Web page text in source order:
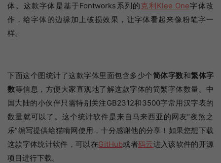
体。这款字体是基于Fontworks系列的克利Klee One字体改
作，给字体的边缘加上破损效果，让字体看起来像粉笔字一
样。
下面这个图统计了这款字体里面包含多少个简体字数和繁体字
数等信息，方便大家直观地了解这款字体的简繁字体数量。中
国大陆的小伙伴只需特别关注GB2312和3500字常用汉字表的
数量就可以了。这个统计软件是来自马来西亚的网友“夜煞之
乐”编写提供给猫啃网使用，十分感谢他的分享！如果您想下载
这款字体统计软件，可以在GitHub或者码云进入该软件的开源
项目进行下载。